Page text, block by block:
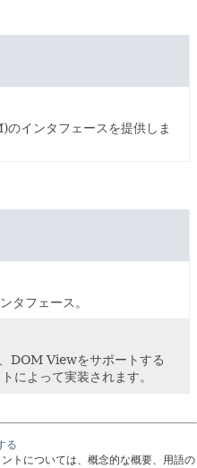
インタフェースを提供しま
タフェース。
DOM Viewをサポートする
によって実装されます。
る
トについては、概念的な概要、用語の